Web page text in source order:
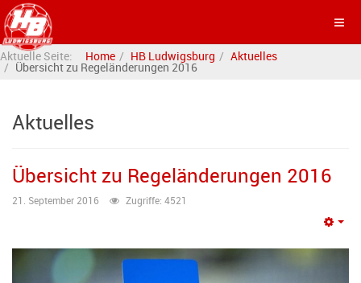
Aktuelle Seite: Home HB Ludwigsburg Aktuelles
Übersicht zu Regeländerungen 2016
Aktuelles
Übersicht zu Regeländerungen 2016
21. September 2016 Zugriffe: 4521